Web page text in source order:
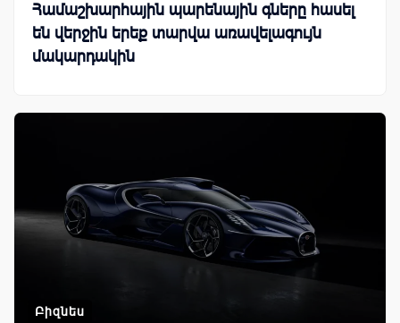
Համաշխարհային պարենային գները հասել
են վերջին երեք տարվա առավելագույն
մակարդակին
Բիզնես